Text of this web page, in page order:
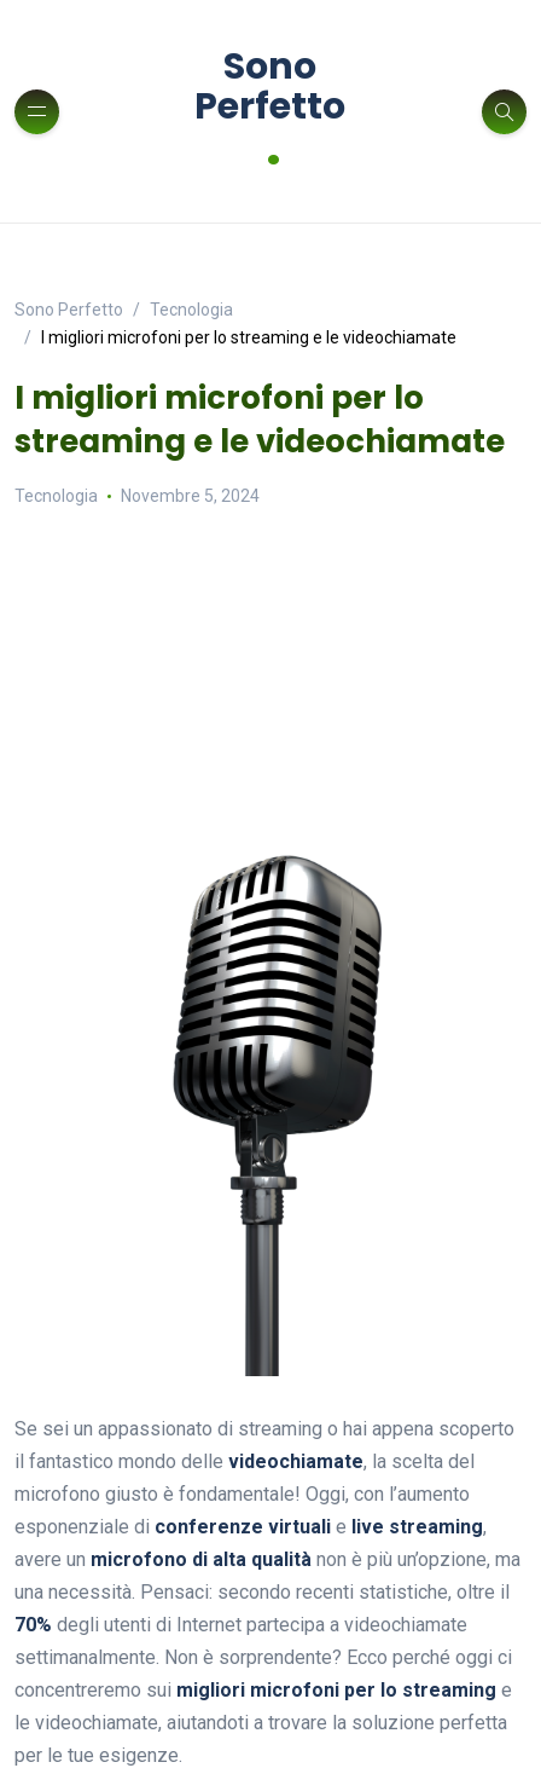
Sono
Perfetto
.
Sono Perfetto
Tecnologia
I migliori microfoni per lo streaming e le videochiamate
I migliori microfoni per lo
streaming e le videochiamate
Tecnologia Novembre 5, 2024
Se sei un appassionato di streaming o hai appena scoperto
il fantastico mondo delle videochiamate, la scelta del
microfono giusto è fondamentale! Oggi, con l’aumento
esponenziale di conferenze virtuali e live streaming,
avere un microfono di alta qualità non è più un’opzione, ma
una necessità. Pensaci: secondo recenti statistiche, oltre il
70% degli utenti di Internet partecipa a videochiamate
settimanalmente. Non è sorprendente? Ecco perché oggi ci
concentreremo sui migliori microfoni per lo streaming e
le videochiamate, aiutandoti a trovare la soluzione perfetta
per le tue esigenze.